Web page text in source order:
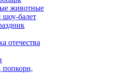
животные
балет
отечества
попкорн,